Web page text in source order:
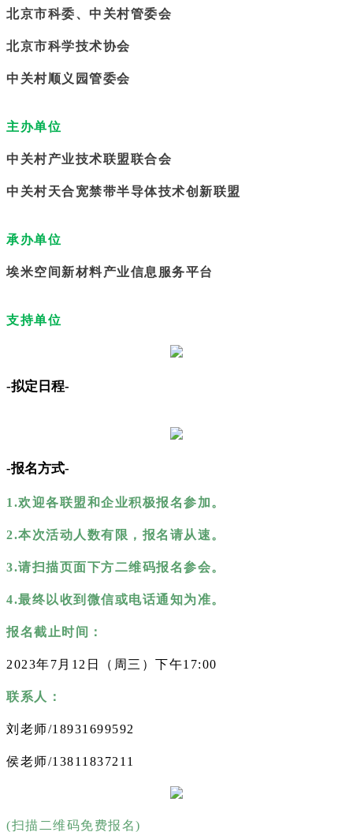
北京市科委、中关村管委会
北京市科学技术协会
中关村顺义园管委会
主办单位
中关村产业技术联盟联合会
中关村天合宽禁带半导体技术创新联盟
承办单位
埃米空间新材料产业信息服务平台
支持单位
-拟定日程-
-报名方式-
1.欢迎各联盟和企业积极报名参加。
2.本次活动人数有限，报名请从速。
3.请扫描页面下方二维码报名参会。
4.最终以收到微信或电话通知为准。
报名截止时间：
2023年7月12日（周三）下午17:00
联系人：
刘老师/18931699592
侯老师/13811837211
(扫描二维码免费报名)